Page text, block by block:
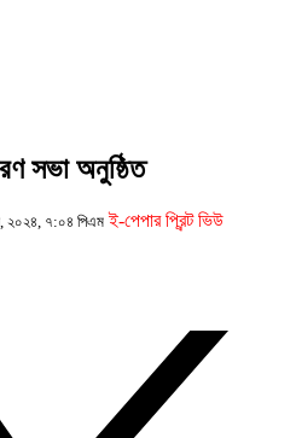
সভা অনুষ্ঠিত
২০২৪, ৭:০৪ পিএম ই-পেপার প্রিন্ট ভিউ